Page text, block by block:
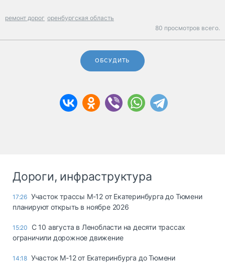
ремонт дорог оренбургская область
80 просмотров всего.
ОБСУДИТЬ
Дороги, инфраструктура
17:26 Участок трассы М-12 от Екатеринбурга до Тюмени
планируют открыть в ноябре 2026
15:20
С 10 августа в Ленобласти на десяти трассах
ограничили дорожное движение
14:18 Участок М-12 от Екатеринбурга до Тюмени